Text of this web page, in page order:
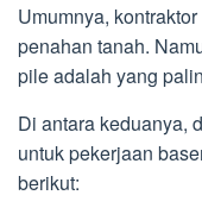
Umumnya,
penahan tanah.
pile adalah yang
Di antara keduanya,
untuk pekerjaan
berikut: